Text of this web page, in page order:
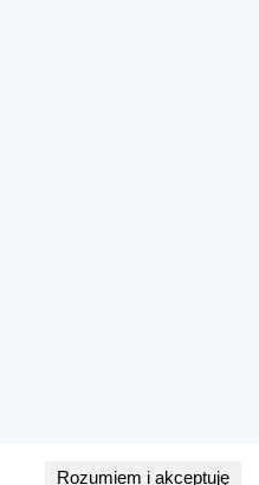
Rozumiem i akceptuję